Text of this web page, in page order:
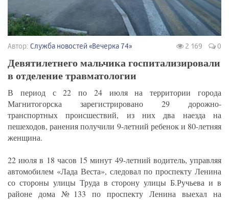
Автор: Служба новостей «Вечерка 74» 2 169 0
Девятилетнего мальчика госпитализировали
в отделение травматологии
В период с 22 по 24 июля на территории города
Магнитогорска зарегистрировано 29 дорожно-
транспортных происшествий, из них два наезда на
пешеходов, ранения получили 9-летний ребенок и 80-летняя
женщина.
22 июля в 18 часов 15 минут 49-летний водитель, управляя
автомобилем «Лада Веста», следовал по проспекту Ленина
со стороны улицы Труда в сторону улицы Б.Ручьева и в
районе дома №133 по проспекту Ленина выехал на